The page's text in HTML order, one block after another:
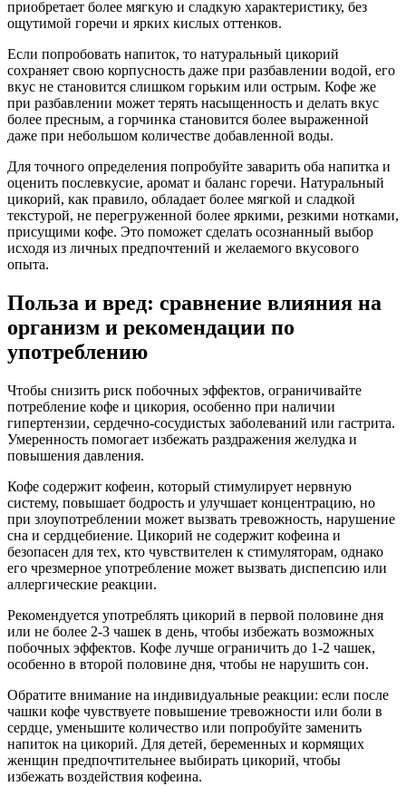
приобретает более мягкую и сладкую характеристику, без
ощутимой горечи и ярких кислых оттенков.
Если попробовать напиток, то натуральный цикорий
сохраняет свою корпусность даже при разбавлении водой, его
вкус не становится слишком горьким или острым. Кофе же
при разбавлении может терять насыщенность и делать вкус
более пресным, а горчинка становится более выраженной
даже при небольшом количестве добавленной воды.
Для точного определения попробуйте заварить оба напитка и
оценить послевкусие, аромат и баланс горечи. Натуральный
цикорий, как правило, обладает более мягкой и сладкой
текстурой, не перегруженной более яркими, резкими нотками,
присущими кофе. Это поможет сделать осознанный выбор
исходя из личных предпочтений и желаемого вкусового
опыта.
Польза и вред: сравнение влияния на
организм и рекомендации по
употреблению
Чтобы снизить риск побочных эффектов, ограничивайте
потребление кофе и цикория, особенно при наличии
гипертензии, сердечно-сосудистых заболеваний или гастрита.
Умеренность помогает избежать раздражения желудка и
повышения давления.
Кофе содержит кофеин, который стимулирует нервную
систему, повышает бодрость и улучшает концентрацию, но
при злоупотреблении может вызвать тревожность, нарушение
сна и сердцебиение. Цикорий не содержит кофеина и
безопасен для тех, кто чувствителен к стимуляторам, однако
его чрезмерное употребление может вызвать диспепсию или
аллергические реакции.
Рекомендуется употреблять цикорий в первой половине дня
или не более 2-3 чашек в день, чтобы избежать возможных
побочных эффектов. Кофе лучше ограничить до 1-2 чашек,
особенно в второй половине дня, чтобы не нарушить сон.
Обратите внимание на индивидуальные реакции: если после
чашки кофе чувствуете повышение тревожности или боли в
сердце, уменьшите количество или попробуйте заменить
напиток на цикорий. Для детей, беременных и кормящих
женщин предпочтительнее выбирать цикорий, чтобы
избежать воздействия кофеина.